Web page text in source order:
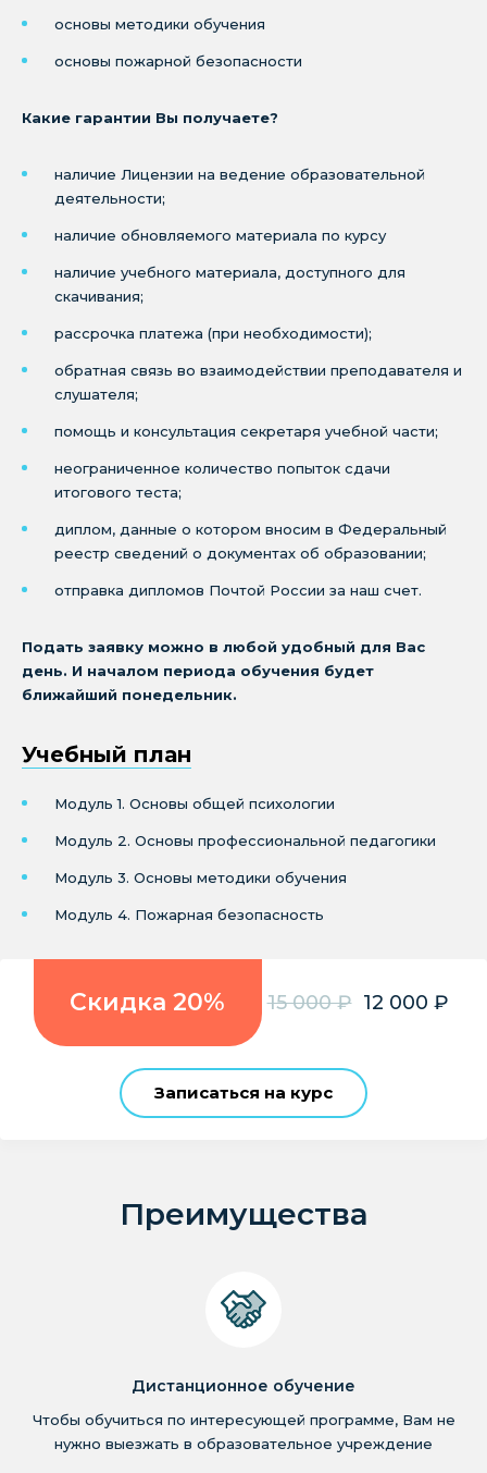
основы методики обучения
основы пожарной безопасности
Какие гарантии Вы получаете?
наличие Лицензии на ведение образовательной
деятельности;
наличие обновляемого материала по курсу
наличие учебного материала, доступного для
скачивания;
рассрочка платежа (при необходимости);
обратная связь во взаимодействии преподавателя и
слушателя;
помощь и консультация секретаря учебной части;
неограниченное количество попыток сдачи
итогового теста;
диплом, данные о котором вносим в Федеральный
реестр сведений о документах об образовании;
отправка дипломов Почтой России за наш счет.
Подать заявку можно в любой удобный для Вас
день. И началом периода обучения будет
ближайший понедельник.
Учебный план
Модуль 1. Основы общей психологии
Модуль 2. Основы профессиональной педагогики
Модуль 3. Основы методики обучения
Модуль 4. Пожарная безопасность
Скидка 20% 15 000 ₽ 12 000 ₽
Записаться на курс
Преимущества
Дистанционное обучение
Чтобы обучиться по интересующей программе, Вам не
нужно выезжать в образовательное учреждение